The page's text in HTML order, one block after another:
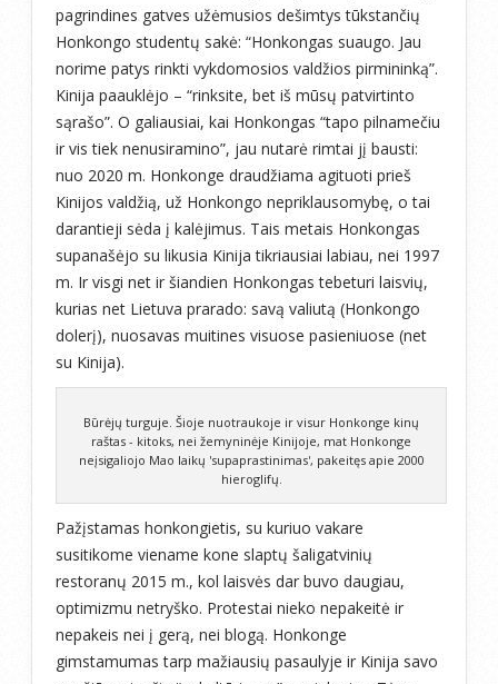
pagrindines gatves užėmusios dešimtys tūkstančių
Honkongo studentų sakė: “Honkongas suaugo. Jau
norime patys rinkti vykdomosios valdžios pirmininką”.
Kinija paauklėjo – “rinksite, bet iš mūsų patvirtinto
sąrašo”. O galiausiai, kai Honkongas “tapo pilnamečiu
ir vis tiek nenusiramino”, jau nutarė rimtai jį bausti:
nuo 2020 m. Honkonge draudžiama agituoti prieš
Kinijos valdžią, už Honkongo nepriklausomybę, o tai
darantieji sėda į kalėjimus. Tais metais Honkongas
supanašėjo su likusia Kinija tikriausiai labiau, nei 1997
m. Ir visgi net ir šiandien Honkongas tebeturi laisvių,
kurias net Lietuva prarado: savą valiutą (Honkongo
dolerį), nuosavas muitines visuose pasieniuose (net
su Kinija).
Būrėjų turguje. Šioje nuotraukoje ir visur Honkonge kinų
raštas - kitoks, nei žemyninėje Kinijoje, mat Honkonge
neįsigaliojo Mao laikų 'supaprastinimas', pakeitęs apie 2000
hieroglifų.
Pažįstamas honkongietis, su kuriuo vakare
susitikome viename kone slaptų šaligatvinių
restoranų 2015 m., kol laisvės dar buvo daugiau,
optimizmu netryško. Protestai nieko nepakeitė ir
nepakeis nei į gerą, nei blogą. Honkonge
gimstamumas tarp mažiausių pasaulyje ir Kinija savo